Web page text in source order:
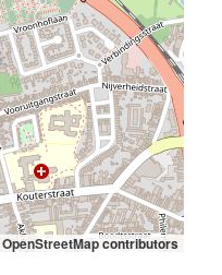
OpenStreetMapcontributors